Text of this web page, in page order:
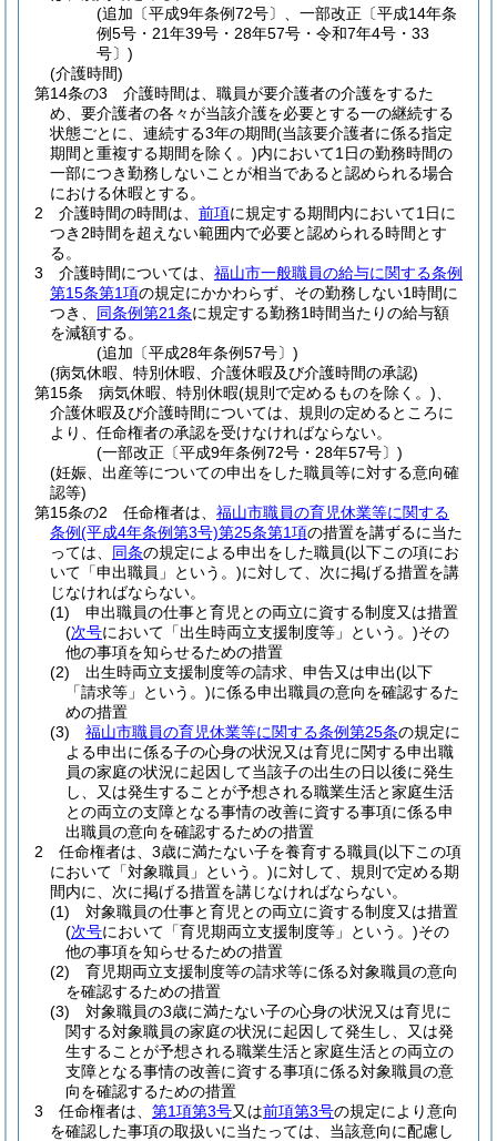
(追加〔平成9年条例72号〕、一部改正〔平成14年条
例5号・21年39号・28年57号・令和7年4号・33
号〕)
(介護時間)
第14条の3
介護時間は、職員が要介護者の介護をするた
め、要介護者の各々が当該介護を必要とする一の継続する
状態ごとに、連続する3年の期間(当該要介護者に係る指定
期間と重複する期間を除く。)内において1日の勤務時間の
一部につき勤務しないことが相当であると認められる場合
における休暇とする。
2
介護時間の時間は、 前項に規定する期間内において1日に
つき2時間を超えない範囲内で必要と認められる時間とす
る。
3
介護時間については、 福山市一般職員の給与に関する条例
第15条第1項の規定にかかわらず、その勤務しない1時間に
つき、 同条例第21条に規定する勤務1時間当たりの給与額
を減額する。
(追加〔平成28年条例57号〕)
(病気休暇、特別休暇、介護休暇及び介護時間の承認)
第15条
病気休暇、特別休暇(規則で定めるものを除く。)
介護休暇及び介護時間については、規則の定めるところに
より、任命権者の承認を受けなければならない。
(一部改正〔平成9年条例72号・28年57号〕)
(妊娠、出産等についての申出をした職員等に対する意向確
認等)
第15条の2
任命権者は、 福山市職員の育児休業等に関する
条例(平成4年条例第3号)第25条第1項の措置を講ずるに当た
っては、 同条の規定による申出をした職員(以下この項にお
いて「申出職員」という。)に対して、次に掲げる措置を講
じなければならない。
(1)
申出職員の仕事と育児との両立に資する制度又は措置
(次号において「出生時両立支援制度等」という。)その
他の事項を知らせるための措置
(2)
出生時両立支援制度等の請求、申告又は申出(以下
「請求等」という。)に係る申出職員の意向を確認するた
めの措置
(3)
福山市職員の育児休業等に関する条例第25条の規定に
よる申出に係る子の心身の状況又は育児に関する申出職
員の家庭の状況に起因して当該子の出生の日以後に発生
し、又は発生することが予想される職業生活と家庭生活
との両立の支障となる事情の改善に資する事項に係る申
出職員の意向を確認するための措置
2
任命権者は、3歳に満たない子を養育する職員(以下この項
において「対象職員」という。)に対して、規則で定める期
間内に、次に掲げる措置を講じなければならない。
(1)
対象職員の仕事と育児との両立に資する制度又は措置
(次号において「育児期両立支援制度等」という。)その
他の事項を知らせるための措置
(2)
育児期両立支援制度等の請求等に係る対象職員の意向
を確認するための措置
(3)
対象職員の3歳に満たない子の心身の状況又は育児に
関する対象職員の家庭の状況に起因して発生し、又は発
生することが予想される職業生活と家庭生活との両立の
支障となる事情の改善に資する事項に係る対象職員の意
向を確認するための措置
3
任命権者は、 第1項第3号又は前項第3号の規定により意向
を確認した事項の取扱いに当たっては、当該意向に配慮し